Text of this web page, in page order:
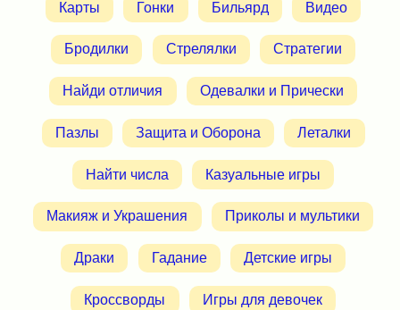
Карты Гонки Бильярд Видео
Бродилки Стрелялки Стратегии
Найди отличия Одевалки и Прически
Пазлы Защита и Оборона Леталки
Найти числа Казуальные игры
Макияж и Украшения Приколы и мультики
Драки Гадание Детские игры
Кроссворды Игры для девочек